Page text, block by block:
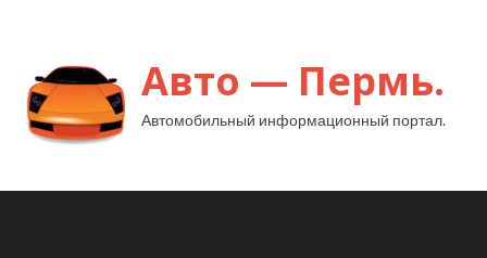
Авто — Пермь.
Автомобильный информационный портал.